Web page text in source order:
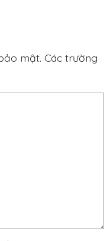
mật. Các trường